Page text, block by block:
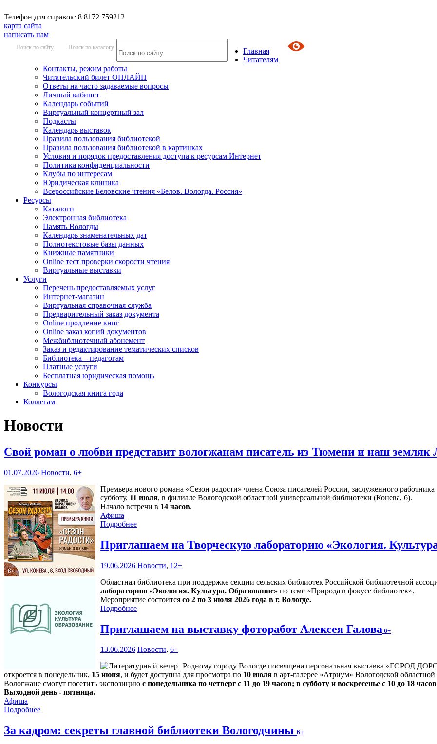
Телефон для справок: 8 8172 759212
карта сайта
написать нам
Поиск по сайту Поиск по каталогу
Главная
Читателям
Контакты, режим работы
Читательский билет ОНЛАЙН
Ответы на часто задаваемые вопросы
Личный кабинет
Календарь событий
Виртуальный концертный зал
Подкасты
Календарь выставок
Правила пользования библиотекой
Правила пользования библиотекой в картинках
Условия и порядок предоставления доступа к ресурсам Интернет
Политика конфиденциальности
Клубы по интересам
Юридическая клиника
Всероссийские Беловские чтения «Белов. Вологда. Россия»
Ресурсы
Каталоги
Электронная библиотека
Память Вологды
Календарь знаменательных дат
Полнотекстовые базы данных
Книжные памятники
Online тест проверки скорости чтения
Виртуальные выставки
Услуги
Перечень предоставляемых услуг
Интернет-магазин
Виртуальная справочная служба
Предварительный заказ документа
Online продление книг
Online заказ копий документов
Межбиблиотечный абонемент
Заказ и редактирование тематических списков
Библиотека – педагогам
Платные услуги
Бесплатная юридическая помощь
Конкурсы
Вологодская книга года
Коллегам
Новости
Свой роман о любви представит вологжанам писатель из Тюмени и наш земляк
01.07.2026 Новости, 6+
Премьера нового романа «Сезон радости» члена Союза писателей России, заслуженного
субботу, 11 июля, в филиале Вологодской областной универсальной библиотеки (Конева, 6).
Начало встречи в 14 часов.
Афиша
Подробнее
Приглашаем на Творческую лабораторию «Экология.
19.06.2026 Новости, 12+
Областная библиотека при поддержке секции сельских библиотек Российской библиотечной
лабораторию «Экология. Культура. Образование» по теме «Природа в фокусе библиотек».
Мероприятие состоится со 2 по 3 июля 2026 года в г. Вологде.
Подробнее
Приглашаем на выставку фоторабот Алексея Галова 6+
13.06.2026 Новости, 6+
Родному городу Вологде посвящена персональная выставка «ГОРОД
откроется в понедельник, 15 июня, и будет доступна для просмотра по 10 июля в арт-галерее «Атриум» Вологодской
Вологжане смогут посетить экспозицию с понедельника по четверг с 11 до 19 часов; в субботу и воскресенье с 10 до 18
Выходной день - пятница.
Афиша
Подробнее
За кадром: секреты главной библиотеки Вологодчины 6+